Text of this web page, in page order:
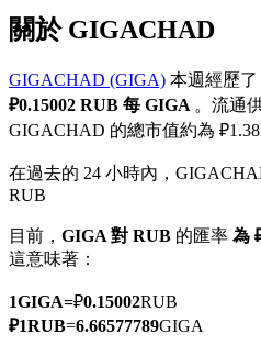
幣本位永續
以數字貨幣為保證金的永
美股、外匯、貴金屬及大
關於 GIGACHAD
GIGACHAD (GIGA) 本週經歷
₽0.15002 RUB 每 GIGA 。流通
GIGACHAD 的總市值約為
在過去的 24 小時內，
RUB
目前， GIGA 對 RUB 的匯率 為
這意味著：
1GIGA=₽0.15002RUB
₽1RUB=6.66577789GIGA